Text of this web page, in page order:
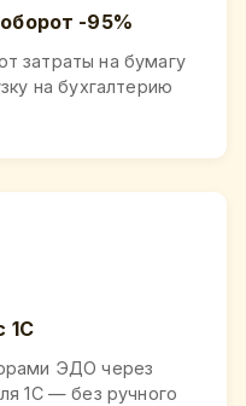
-95%
затраты на бумагу
на бухгалтерию
1С
ЭДО через
1С — без ручного